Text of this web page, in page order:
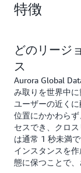
特徴
どのリージ
ス
Aurora Global
み取りを世界中
ユーザーの近く
位置にかかわら
セスでき、クロ
は通常 1 秒未満
インスタンスを
態に保つことで、